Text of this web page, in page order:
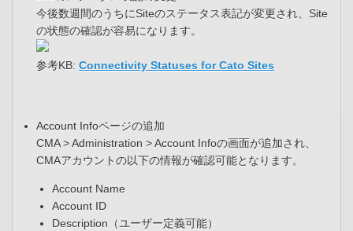
今後数週間のうちにSiteのステータス表記が変更され、Site
の状態の確認が容易になります。
参考KB: Connectivity Statuses for Cato Sites
Account Infoページの追加
CMA > Administration > Account Infoの画面が追加され、
CMAアカウントの以下の情報が確認可能となります。
Account Name
Account ID
Description（ユーザー定義可能）